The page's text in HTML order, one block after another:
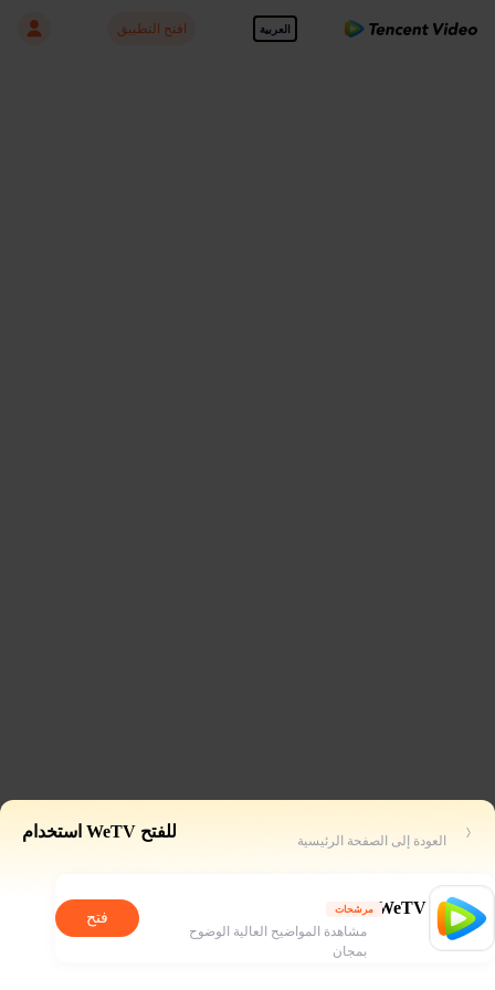
العربية افتح التطبيق
للفتح WeTV استخدام العودة إلى الصفحة الرئيسية
WeTV مرشحات
مشاهدة المواضيح العالية الوضوح
بمجان
فتح